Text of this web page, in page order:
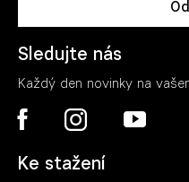
Sledujte nás
Každý den novinky na
Ke stažení